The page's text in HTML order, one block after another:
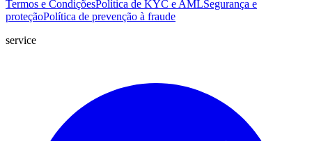
Termos e CondiçõesPolítica de KYC e AMLSegurança e
proteçãoPolítica de prevenção à fraude
service